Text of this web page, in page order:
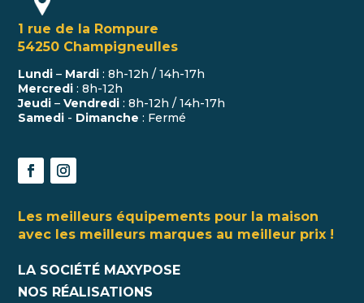
1 rue de la Rompure
54250 Champigneulles
Lundi – Mardi : 8h-12h / 14h-17h
Mercredi : 8h-12h
Jeudi –Vendredi : 8h-12h / 14h-17h
Samedi - Dimanche : Fermé
Les meilleurs équipements pour la maison
avec les meilleurs marques au meilleur prix !
LA SOCIÉTÉ MAXYPOSE
NOS RÉALISATIONS